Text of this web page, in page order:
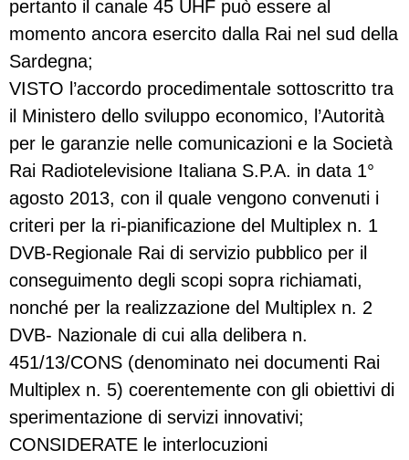
pertanto il canale 45 UHF può essere al
momento ancora esercito dalla Rai nel sud della
Sardegna;
VISTO l’accordo procedimentale sottoscritto tra
il Ministero dello sviluppo economico, l’Autorità
per le garanzie nelle comunicazioni e la Società
Rai Radiotelevisione Italiana S.P.A. in data 1°
agosto 2013, con il quale vengono convenuti i
criteri per la ri-pianificazione del Multiplex n. 1
DVB-Regionale Rai di servizio pubblico per il
conseguimento degli scopi sopra richiamati,
nonché per la realizzazione del Multiplex n. 2
DVB- Nazionale di cui alla delibera n.
451/13/CONS (denominato nei documenti Rai
Multiplex n. 5) coerentemente con gli obiettivi di
sperimentazione di servizi innovativi;
CONSIDERATE le interlocuzioni